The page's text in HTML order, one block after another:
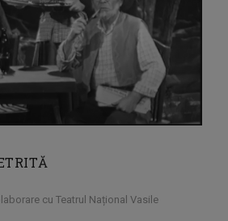
cu Teatrul Național Vasile